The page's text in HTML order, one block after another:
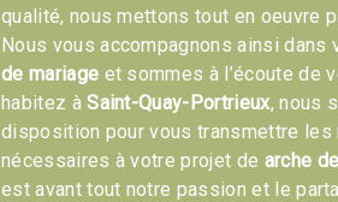
qualité, nous mettons tout en oeuvre
Nous vous accompagnons ainsi
de mariage et sommes à l’écoute de
habitez àSaint-Quay-Portrieux, nous
disposition pour vous transmettre les
nécessaires à votre projet de arche
est avant tout notre passion et le